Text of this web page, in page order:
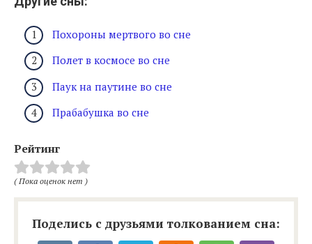
Похороны мертвого во сне
Полет в космосе во сне
Паук на паутине во сне
Прабабушка во сне
Рейтинг
( Пока оценок нет )
Поделись с друзьями толкованием сна: